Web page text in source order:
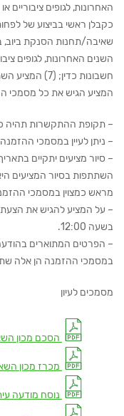
כקבלן ראשי בביצוע של
המציע הגיש את כל מסמכי
– תקופת ההתקשרות תהיה
– ניתן לעיין במסמכי
– סיור מציעים יתקיים בתאריך 25 בפברואר 2019, יום ב' בשעה
השתתפות בסיור המציעים
מראש כמצוין במסמכי
בשעה 12:00.
– הפרטים המתוארים בהודעה
במסמכי ההזמנה הן אלה
מסמכים לעיון
הסכם מכון השאיבה
מכרז מכון
נוסח מודעה